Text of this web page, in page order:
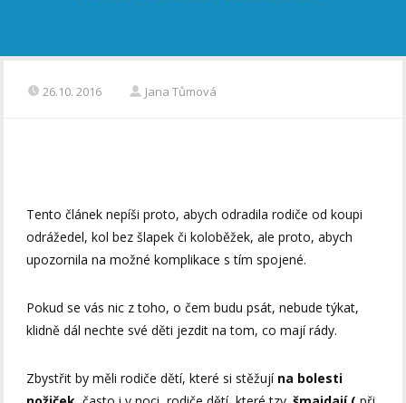
26.10. 2016 Jana Tůmová
Tento článek nepíši proto, abych odradila rodiče od koupi
odrážedel, kol bez šlapek či koloběžek, ale proto, abych
upozornila na možné komplikace s tím spojené.
Pokud se vás nic z toho, o čem budu psát, nebude týkat,
klidně dál nechte své děti jezdit na tom, co mají rády.
Zbystřit by měli rodiče dětí, které si stěžují na bolesti